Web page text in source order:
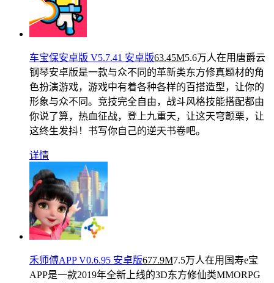
车宝保安卓版 V5.7.41 安卓版63.45M5.6万人在用 唐爵云
钢琴安卓版是一款与众不同的革新类东方修真题材的角
色扮演游戏，游戏中有着各种各样的百搭造型，让你的
形象与众不同。竞技完全自由，战斗风格技能搭配都由
你说了算，热血征战，登上九重天，让这天穹颤栗，让
这终生发抖！书写你自己的逆天书卷吧。
详情
禾师傅APP V0.6.95 安卓版677.9M7.5万人在用 国寿e宝
APP是一款2019年全新上线的3D东方修仙类MMORPG